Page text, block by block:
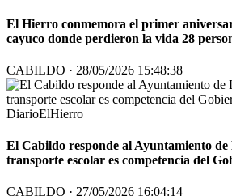
El Hierro conmemora el primer
cayuco donde perdieron la vida 28
CABILDO · 28/05/2026 15:48:38
DiarioElHierro
El Cabildo responde al Ayuntamiento
transporte escolar es competencia del
CABILDO · 27/05/2026 16:04:14